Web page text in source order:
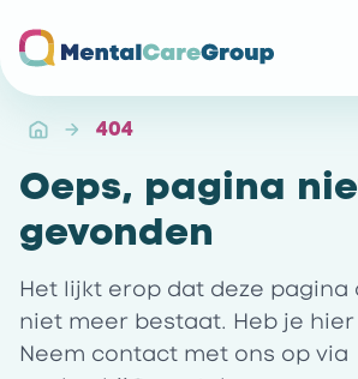
404
Oeps, pagina
gevonden
Het lijkt erop dat deze pagina
niet meer bestaat. Heb je
Neem contact met ons op via